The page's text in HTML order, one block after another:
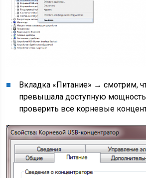
Вкладка «Питание» → смотрим,
превышала доступную
проверить все корневые